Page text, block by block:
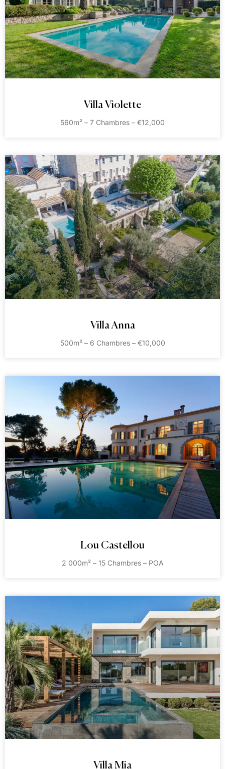
Villa Violette
560m² – 7 Chambres – €12,000
Villa Anna
500m² – 6 Chambres – €10,000
Lou Castellou
2 000m² – 15 Chambres – POA
Villa Mia